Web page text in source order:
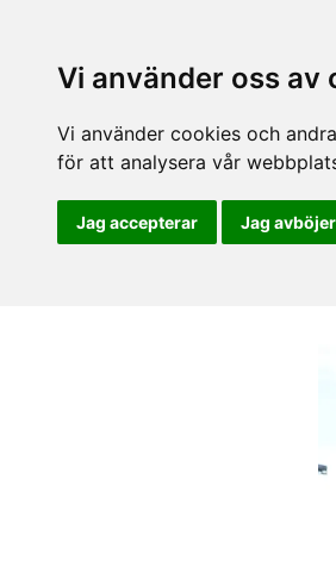
Vi använder oss av
Vi använder cookies och
för att analysera vår
Jag accepterar Jag avböjer